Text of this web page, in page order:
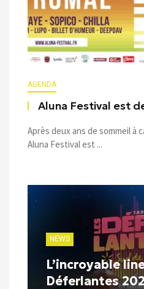
AGENDA
Aluna Festival est
Après deux ans de sommeil à
Aluna Festival est ...
NEWS
L’incroyable
Déferlantes